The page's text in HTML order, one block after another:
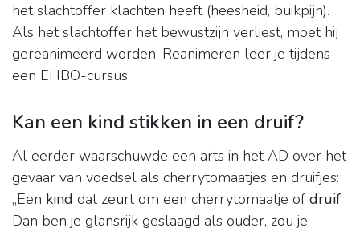
het slachtoffer klachten heeft (heesheid, buikpijn).
Als het slachtoffer het bewustzijn verliest, moet hij
gereanimeerd worden. Reanimeren leer je tijdens
een EHBO-cursus.
Kan een kind stikken in een druif?
Al eerder waarschuwde een arts in het AD over het
gevaar van voedsel als cherrytomaatjes en druifjes:
„Een kind dat zeurt om een cherrytomaatje of druif.
Dan ben je glansrijk geslaagd als ouder, zou je